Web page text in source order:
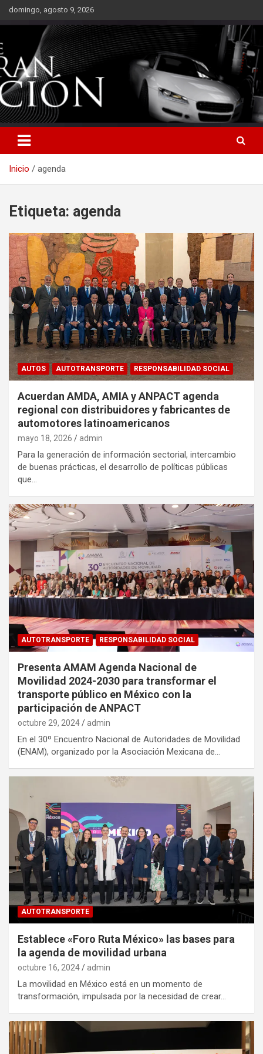
Saltardomingo, agosto 9, 2026
Inicio agenda
Etiqueta: agenda
AUTOS AUTOTRANSPORTE RESPONSABILIDAD SOCIAL
Acuerdan AMDA, AMIA y ANPACT agenda
regional con distribuidores y fabricantes de
automotores latinoamericanos
mayo 18, 2026 admin
Para la generación de información sectorial, intercambio
de buenas prácticas, el desarrollo de políticas públicas
que…
AUTOTRANSPORTE RESPONSABILIDAD SOCIAL
Presenta AMAM Agenda Nacional de
Movilidad 2024-2030 para transformar el
transporte público en México con la
participación de ANPACT
octubre 29, 2024 admin
En el 30º Encuentro Nacional de Autoridades de Movilidad
(ENAM), organizado por la Asociación Mexicana de…
AUTOTRANSPORTE
Establece «Foro Ruta México» las bases para
la agenda de movilidad urbana
octubre 16, 2024 admin
La movilidad en México está en un momento de
transformación, impulsada por la necesidad de crear…